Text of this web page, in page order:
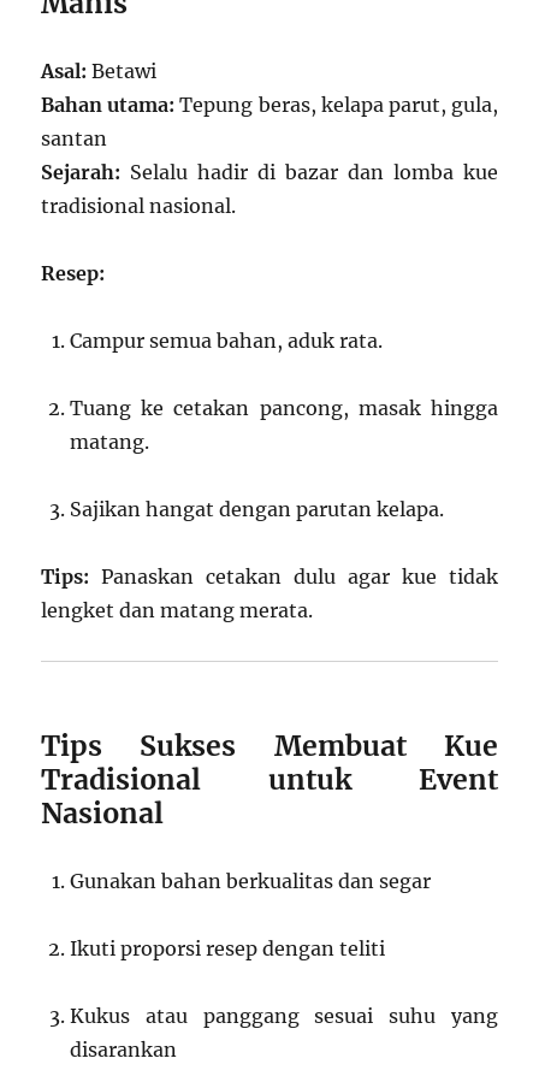
Asal: Betawi
Bahan utama: Tepung beras, kelapa parut, gula,
santan
Sejarah: Selalu hadir di bazar dan lomba kue
tradisional nasional.
Resep:
Campur semua bahan, aduk rata.
Tuang ke cetakan pancong, masak hingga
matang.
Sajikan hangat dengan parutan kelapa.
Tips: Panaskan cetakan dulu agar kue tidak
lengket dan matang merata.
Tips Sukses Membuat Kue
Tradisional untuk Event
Nasional
Gunakan bahan berkualitas dan segar
Ikuti proporsi resep dengan teliti
Kukus atau panggang sesuai suhu yang
disarankan